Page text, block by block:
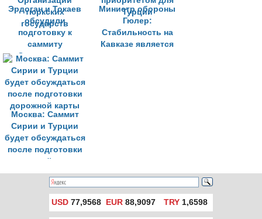
Эрдоган и Токаев
обсудили
подготовку к
саммиту
Организации
тюркских
государств
Министр обороны
Гюлер:
Стабильность на
Кавказе является
Москва: Саммит
Сирии и Турции
будет обсуждаться
после подготовки
дорожной карты
USD 77,9568 EUR 88,9097 TRY1,6598